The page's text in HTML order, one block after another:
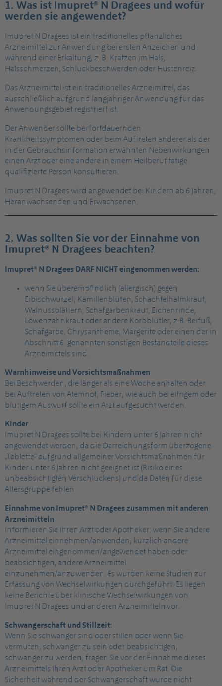
1. Was ist Imupret® N Dragees und wofür
werden sie angewendet?
Imupret N Dragees ist ein traditionelles pflanzliches
Arzneimittel zur Anwendung bei ersten Anzeichen und
während einer Erkältung, z. B. Kratzen im Hals,
Halsschmerzen, Schluckbeschwerden oder Hustenreiz.
Das Arzneimittel ist ein traditionelles Arzneimittel, das
ausschließlich aufgrund langjähriger Anwendung für das
Anwendungsgebiet registriert ist.
Der Anwender sollte bei fortdauernden
Krankheitssymptomen oder beim Auftreten anderer als der
in der Gebrauchsinformation erwähnten Nebenwirkungen
einen Arzt oder eine andere in einem Heilberuf tätige
qualifizierte Person konsultieren.
Imupret N Dragees wird angewendet bei Kindern ab 6 Jahren,
Heranwachsenden und Erwachsenen.
2. Was sollten Sie vor der Einnahme von
Imupret® N Dragees beachten?
Imupret® N Dragees DARF NICHT eingenommen werden:
wenn Sie überempfindlich (allergisch) gegen
Eibischwurzel, Kamillenblüten, Schachtelhalmkraut,
Walnussblättern, Schafgarbenkraut, Eichenrinde,
Löwenzahnkraut oder andere Korbblütler, z.B. Beifuß,
Schafgarbe, Chrysantheme, Margerite oder einen der in
Abschnitt 6. genannten sonstigen Bestandteile dieses
Arzneimittels sind.
Warnhinweise und Vorsichtsmaßnahmen
Bei Beschwerden, die länger als eine Woche anhalten oder
bei Auftreten von Atemnot, Fieber, wie auch bei eitrigem oder
blutigem Auswurf sollte ein Arzt aufgesucht werden.
Kinder
Imupret N Dragees sollte bei Kindern unter 6 Jahren nicht
angewendet werden, da die Darreichungsform überzogene
„Tablette“ aufgrund allgemeiner Vorsichtsmaßnahmen für
Kinder unter 6 Jahren nicht geeignet ist (Risiko eines
unbeabsichtigten Verschluckens) und da Daten für diese
Altersgruppe fehlen.
Einnahme von Imupret® N Dragees zusammen mit anderen
Arzneimitteln
Informieren Sie Ihren Arzt oder Apotheker, wenn Sie andere
Arzneimittel einnehmen/anwenden, kürzlich andere
Arzneimittel eingenommen/angewendet haben oder
beabsichtigen, andere Arzneimittel
einzunehmen/anzuwenden. Es wurden keine Studien zur
Erfassung von Wechselwirkungen durchgeführt. Es liegen
keine Berichte über klinische Wechselwirkungen von
Imupret N Dragees und anderen Arzneimitteln vor.
Schwangerschaft und Stillzeit:
Wenn Sie schwanger sind oder stillen oder wenn Sie
vermuten, schwanger zu sein oder beabsichtigen,
schwanger zu werden, fragen Sie vor der Einnahme dieses
Arzneimittels Ihren Arzt oder Apotheker um Rat. Die
Sicherheit während der Schwangerschaft wurde nicht